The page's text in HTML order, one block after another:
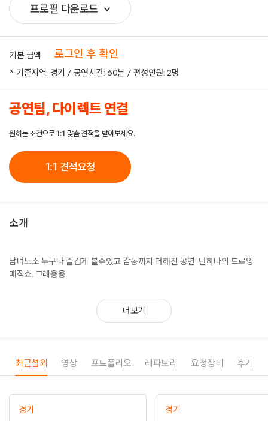
프로필 다운로드
기본 금액 로그인 후 확인
* 기준지역: 경기 / 공연시간: 60분 / 편성인원: 2명
공연팀, 다이렉트 연결
원하는 조건으로 1:1 맞춤 견적을 받아보세요.
1:1 견적요청
소개
남녀노소 누구나 즐겁게 볼수있고 감동까지 더해진 공연. 단하나의 드로잉
매직쇼. 크레용용
더보기
최근섭외 영상 포트폴리오 레파토리 요청장비 후기
경기 경기